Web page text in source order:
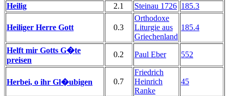
Heilig 2.1 Steinau 1726 185.3
Heiliger Herre Gott 0.3
Orthodoxe
Liturgie aus
Griechenland
185.4
Helft mir Gotts G�te
preisen
0.2 Paul Eber 552
Herbei, o ihr Gl�ubigen 0.7
Friedrich
Heinrich
Ranke
45